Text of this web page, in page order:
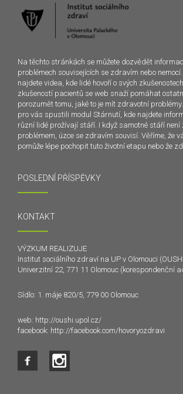
Na těchto stránkách se můžete dozvědět
problémech souvisejících se zdravím nebo
najdete videa, kde lidé hovoří o svých
zkušeností pacientů se web snaží pomáhat
porozumět tomu, jaké to je mít zdravotní
pro vás spustili modul Stárnutí, kde najdete
různí lidé prožívají stáří. I když samotné stáří není
problémem, úzce se zdravím souvisí. Věříme, že
pomůže lépe pochopit tuto životní etapu nebo že
POSLEDNÍ PŘÍSPĚVKY
KONTAKT
VÝZKUM REALIZUJE
Institut sociálního zdraví na UP v Olomouci
Univerzitní 22, 771 11 Olomouc (korespondenční
Sídlo: 1. máje 820/5, 779 00 Olomouc
web: http://oushi.upol.cz/
facebook: http://facebook.com/hovoryozdravi